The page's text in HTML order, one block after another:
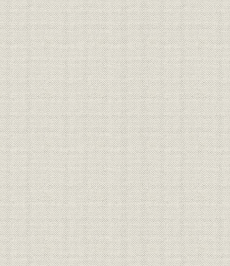
1. 社内諸制度整備と財務改善
2. 紙面刷新、朝夕刊14ページ建て
3. 満州事変前までの紙面から
4. 金解禁で政府に直言
5. 言論圧迫に悩む
第2節 満州事変から日中戦争へ
1. 事変突発、金輸出再禁止
2. 5・15事件前後
3. 田中社長就任、施設を一新
4. 2・26事件と軍事統制
第3節 日中戦争から太平洋戦争へ
1. 日中開戦と本紙
2. 統制の進行・弊害に警告